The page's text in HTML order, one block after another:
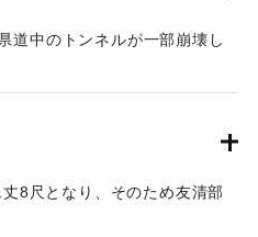
道中のトンネルが一部崩壊し
8尺となり、そのため友清部